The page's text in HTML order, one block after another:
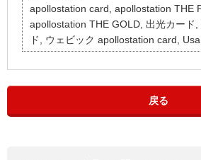
apollostation card, apollostation THE
apollostation THE GOLD, 出光カード,
ド, ウェビック apollostation card,
戻る